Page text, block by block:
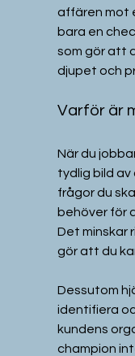
affären mot
bara en
som gör att
djupet och
Varför är
När du
tydlig bild av
frågor du
behöver för
Det minskar
gör att du
Dessutom
identifiera
kundens
champion